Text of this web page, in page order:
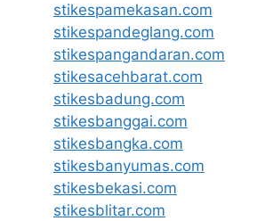
stikespamekasan.com
stikespandeglang.com
stikespangandaran.com
stikesacehbarat.com
stikesbadung.com
stikesbanggai.com
stikesbangka.com
stikesbanyumas.com
stikesbekasi.com
stikesblitar.com